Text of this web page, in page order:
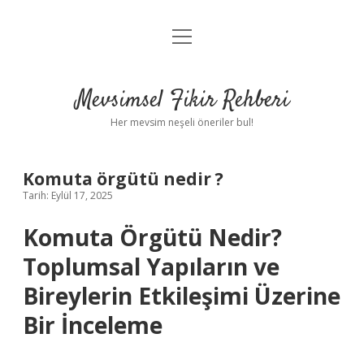
Anasayfa
Yasal Uyarı
menüyü
Mevsimsel Fikir Rehberi
Her mevsim neşeli öneriler bul!
Komuta örgütü nedir ?
Tarih: Eylül 17, 2025
Komuta Örgütü Nedir?
Toplumsal Yapıların ve
Bireylerin Etkileşimi Üzerine
Bir İnceleme